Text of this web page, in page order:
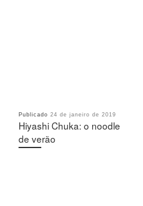
Publicado 24 de janeiro de 2019
Hiyashi Chuka: o noodle
de verão